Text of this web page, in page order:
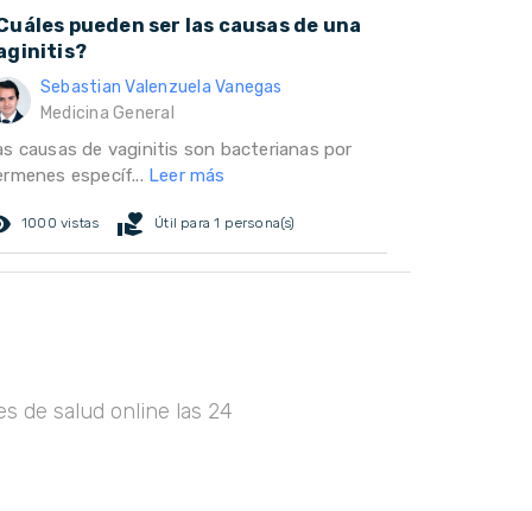
pueden ser las causas de una
Sebastian Valenzuela Vanegas
Medicina General
causas de vaginitis son bacterianas por
específ... Leer más
1000 vistas volunteer_activism Útil para 1 persona(s)
de salud online las 24